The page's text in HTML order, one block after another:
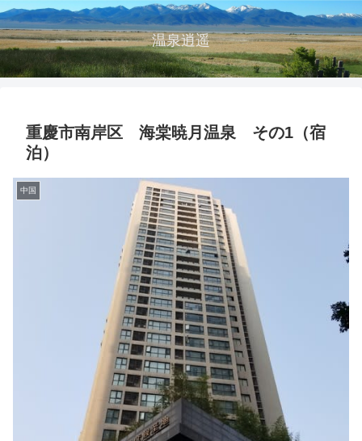
温泉逍遥
重慶市南岸区 海棠暁月温泉 その1（宿
泊）
中国